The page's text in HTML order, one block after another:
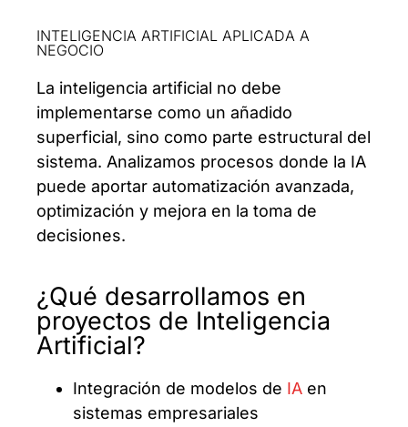
INTELIGENCIA ARTIFICIAL APLICADA A
NEGOCIO
La inteligencia artificial no debe
implementarse como un añadido
superficial, sino como parte estructural del
sistema. Analizamos procesos donde la IA
puede aportar automatización avanzada,
optimización y mejora en la toma de
decisiones.
¿Qué desarrollamos en
proyectos de Inteligencia
Artificial?
Integración de modelos de IA en
sistemas empresariales